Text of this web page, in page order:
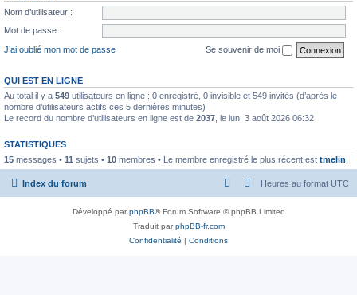
Nom d’utilisateur :
Mot de passe :
J’ai oublié mon mot de passe
Se souvenir de moi
QUI EST EN LIGNE
Au total il y a 549 utilisateurs en ligne : 0 enregistré, 0 invisible et 549 invités (d’après le
nombre d’utilisateurs actifs ces 5 dernières minutes)
Le record du nombre d’utilisateurs en ligne est de 2037 , le lun. 3 août 2026 06:32
STATISTIQUES
15 messages • 11 sujets • 10 membres • Le membre enregistré le plus récent est tmelin
Index du forum Heures au format UTC
Développé parphpBB® Forum Software © phpBB Limited
Traduit parphpBB-fr.com
Confidentialité | Conditions